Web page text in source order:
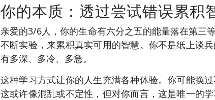
你的本质：透过尝试错误累积
亲爱的3/6人，你的生命有六分之五的能量落在第三
不断实验，来累积真实可用的智慧。你不是纸上谈
有多深、多冷、多急。
这种学习方式让你的人生充满各种体验。你可能换
这或许像混乱或不定性，但对你而言，这是唯一的